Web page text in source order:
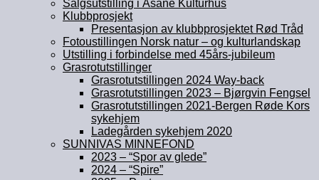
Salgsutstilling i Åsane Kulturhus
Klubbprosjekt
Presentasjon av klubbprosjektet Rød Tråd
Fotoustillingen Norsk natur – og kulturlandskap
Utstilling i forbindelse med 45års-jubileum
Grasrotutstillinger
Grasrotutstillingen 2024 Way-back
Grasrotutstillingen 2023 – Bjørgvin Fengsel
Grasrotutstillingen 2021-Bergen Røde Kors
sykehjem
Ladegården sykehjem 2020
SUNNIVAS MINNEFOND
2023 – “Spor av glede”
2024 – “Spire”